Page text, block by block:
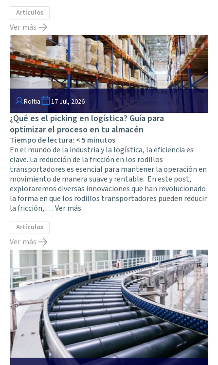
Artículos
Ver más
Roltia 17 Jul, 2026
¿Qué es el picking en logística? Guía para
optimizar el proceso en tu almacén
Tiempo de lectura: < 5 minutos
En el mundo de la industria y la logística, la eficiencia es
clave. La reducción de la fricción en los rodillos
transportadores es esencial para mantener la operación en
movimiento de manera suave y rentable. En este post,
exploraremos diversas innovaciones que han revolucionado
la forma en que los rodillos transportadores pueden reducir
la fricción, …Ver más
Artículos
Ver más